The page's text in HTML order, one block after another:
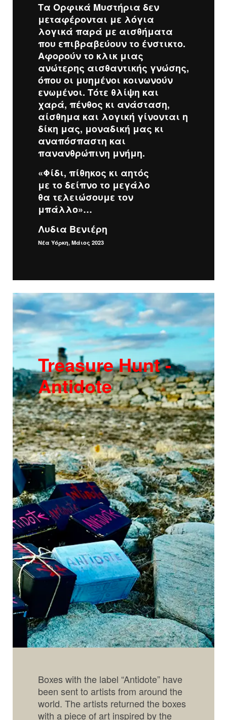
Τα Ορφικά Μυστήρια δεν
μεταφέρονται με λόγια
λογικά παρά με αισθήματα
που επιβραβεύουν το ένστικτο.
Αφορούν το κλικ μιας
ανώτερης αισθαντικής γνώσης,
όπου οι μυημένοι κοινωνούν
ενωμένοι. Τότε θλίψη και
χαρά, πένθος κι ανάσταση,
αίσθημα και λογική γίνονται η
δίκη μας, μοναδική μας κι
αναπόσπαστη και
πανανθρώπινη μνήμη.
«Φίδι, πίθηκος κι αητός
με το δείπνο το μεγάλο
θα τελειώσουμε τον
μπάλλο»…
Λυδια Βενιέρη
Νέα Υόρκη, Μάιος 2023
Treasure Hunt -
Antidote
Boxes with the label “Antidote” have
been sent to artists from around the
world. The artists returned the boxes
with a piece of art inspired by the